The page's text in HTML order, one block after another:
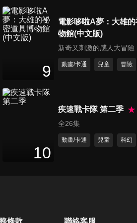
第20集 彩蛋
4分鐘
第21集 草地
第22集 恐怖
9
電影哆啦A夢：大雄
物館(中文版)
新奇又刺激的感人大冒險
動畫/卡通 兒童 冒險
10
疾速戰卡隊 第二季
全26集
動畫/卡通 兒童 科幻
條款 聯絡客服